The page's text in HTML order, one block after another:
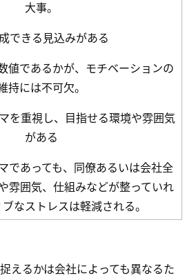
大事。
できる見込みがある
値であるかが、モチベーションの
持には不可欠。
を重視し、目指せる環境や雰囲気
がある
であっても、同僚あるいは会社全
雰囲気、仕組みなどが整っていれ
なストレスは軽減される。
えるかは会社によっても異なるた